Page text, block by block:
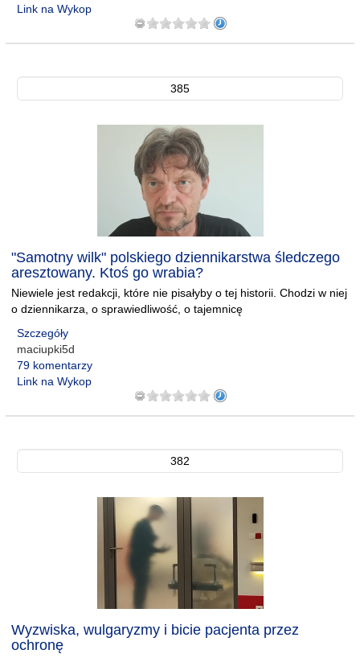
Link na Wykop
385
"Samotny wilk" polskiego dziennikarstwa śledczego
aresztowany. Ktoś go wrabia?
Niewiele jest redakcji, które nie pisałyby o tej historii. Chodzi w niej
o dziennikarza, o sprawiedliwość, o tajemnicę
Szczegóły
maciupki5d
79 komentarzy
Link na Wykop
382
Wyzwiska, wulgaryzmy i bicie pacjenta przez
ochronę